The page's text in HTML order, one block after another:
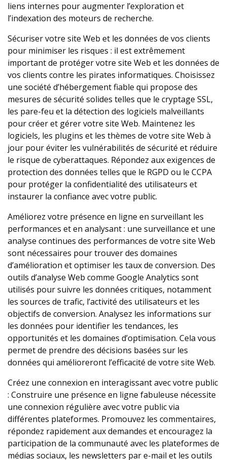
liens internes pour augmenter l’exploration et
l’indexation des moteurs de recherche.
Sécuriser votre site Web et les données de vos clients
pour minimiser les risques : il est extrêmement
important de protéger votre site Web et les données de
vos clients contre les pirates informatiques. Choisissez
une société d’hébergement fiable qui propose des
mesures de sécurité solides telles que le cryptage SSL,
les pare-feu et la détection des logiciels malveillants
pour créer et gérer votre site Web. Maintenez les
logiciels, les plugins et les thèmes de votre site Web à
jour pour éviter les vulnérabilités de sécurité et réduire
le risque de cyberattaques. Répondez aux exigences de
protection des données telles que le RGPD ou le CCPA
pour protéger la confidentialité des utilisateurs et
instaurer la confiance avec votre public.
Améliorez votre présence en ligne en surveillant les
performances et en analysant : une surveillance et une
analyse continues des performances de votre site Web
sont nécessaires pour trouver des domaines
d’amélioration et optimiser les taux de conversion. Des
outils d’analyse Web comme Google Analytics sont
utilisés pour suivre les données critiques, notamment
les sources de trafic, l’activité des utilisateurs et les
objectifs de conversion. Analysez les informations sur
les données pour identifier les tendances, les
opportunités et les domaines d’optimisation. Cela vous
permet de prendre des décisions basées sur les
données qui amélioreront l’efficacité de votre site Web.
Créez une connexion en interagissant avec votre public
: Construire une présence en ligne fabuleuse nécessite
une connexion régulière avec votre public via
différentes plateformes. Promouvez les commentaires,
répondez rapidement aux demandes et encouragez la
participation de la communauté avec les plateformes de
médias sociaux, les newsletters par e-mail et les outils